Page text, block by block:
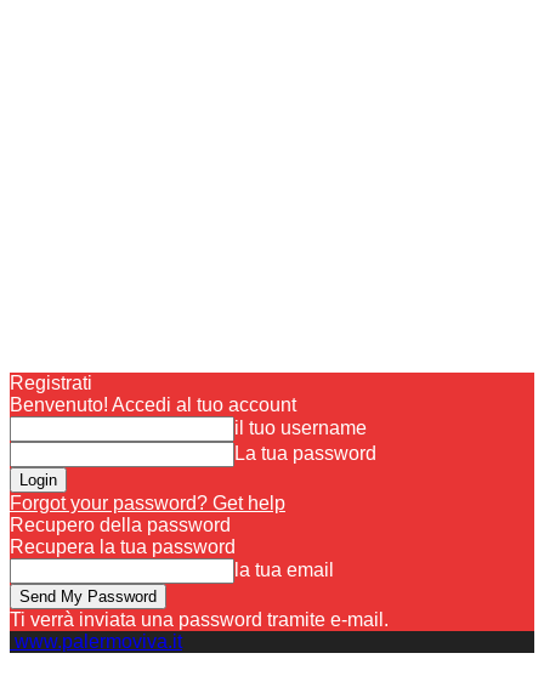
Registrati
Benvenuto! Accedi al tuo account
il tuo username
La tua password
Forgot your password? Get help
Recupero della password
Recupera la tua password
la tua email
Ti verrà inviata una password tramite e-mail.
www.palermoviva.it